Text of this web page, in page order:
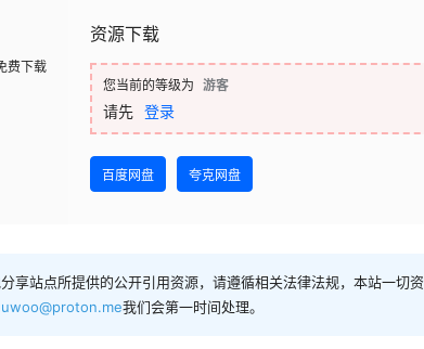
费下载
资源下载
您当前的等级为 游客
请先 登录
百度网盘 夸克网盘
享站点所提供的公开引用资源，请遵循相关法律法规，本站一切
我们会第一时间处理。